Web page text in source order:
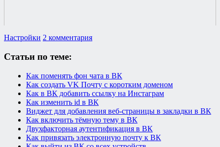
Настройки 2 комментария
Статьи по теме:
Как поменять фон чата в ВК
Как создать VK Почту с коротким доменом
Как в ВК добавить ссылку на Инстаграм
Как изменить id в ВК
Виджет для добавления веб-страницы в закладки в ВК
Как включить тёмную тему в ВК
Двухфакторная аутентификация в ВК
Как привязать электронную почту к ВК